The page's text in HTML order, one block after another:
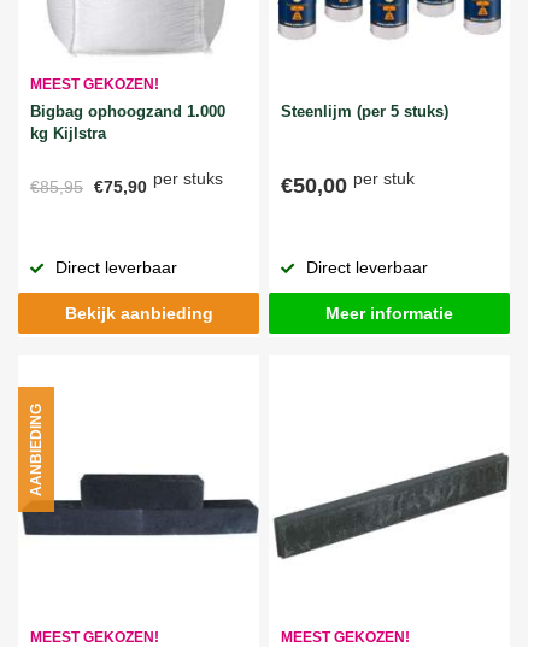
MEEST GEKOZEN!
Bigbag ophoogzand 1.000
kg Kijlstra
€85,95 €75,90 per stuks
Direct leverbaar
Bekijk aanbieding
Steenlijm (per 5 stuks)
€50,00 per stuk
Direct leverbaar
Meer informatie
MEEST GEKOZEN!
AANBIEDING
MEEST GEKOZEN!